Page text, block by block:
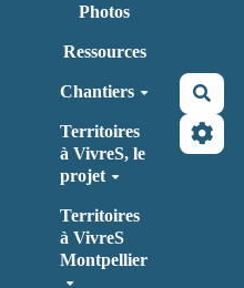
Photos
Ressources
Chantiers
Territoires
à VivreS, le
projet
Territoires
à VivreS
Montpellier